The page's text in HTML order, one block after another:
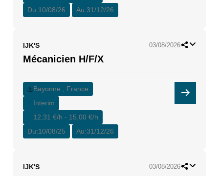
Du:10/08/26 Au:31/12/26
IJK'S 03/08/2026
Mécanicien H/F/X
Bayonne , France
Interim
12,31 €/h - 15,00 €/h
Du:10/08/25 Au:31/12/26
IJK'S 03/08/2026